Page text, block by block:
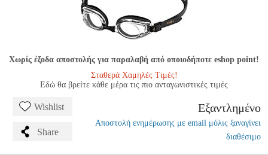
Χωρίς έξοδα αποστολής για παραλαβή από οποιοδήποτε eshop point!
Σταθερά Χαμηλές Τιμές!
Εδώ θα βρείτε κάθε μέρα τις πιο ανταγωνιστικές τιμές
Wishlist
Share
Εξαντλημένο
Αποστολή ενημέρωσης με email μόλις ξαναγίνει
διαθέσιμο